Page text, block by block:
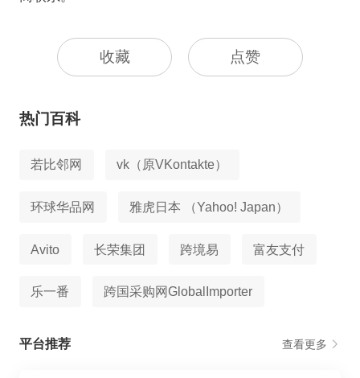
收藏 点赞
热门百科
若比邻网 vk（原VKontakte）
环球华品网 雅虎日本 （Yahoo! Japan）
Avito 长荣集团 跨境易 富友支付
乐一番 跨国采购网GlobalImporter
平台推荐 查看更多